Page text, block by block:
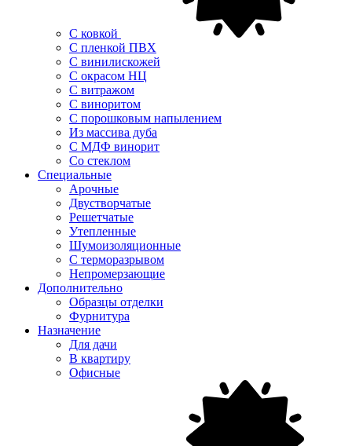
С ковкой
С пленкой ПВХ
С винилискожей
С окрасом НЦ
С витражом
С виноритом
С порошковым напылением
Из массива дуба
С МДФ винорит
Со стеклом
Специальные
Арочные
Двустворчатые
Решетчатые
Утепленные
Шумоизоляционные
С терморазрывом
Непромерзающие
Дополнительно
Образцы отделки
Фурнитура
Назначение
Для дачи
В квартиру
Офисные